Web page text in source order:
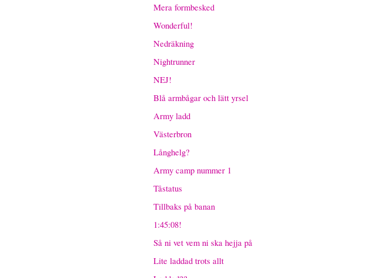
Mera formbesked
Wonderful!
Nedräkning
Nightrunner
NEJ!
Blå armbågar och lätt yrsel
Army ladd
Västerbron
Långhelg?
Army camp nummer 1
Tåstatus
Tillbaks på banan
1:45:08!
Så ni vet vem ni ska hejja på
Lite laddad trots allt